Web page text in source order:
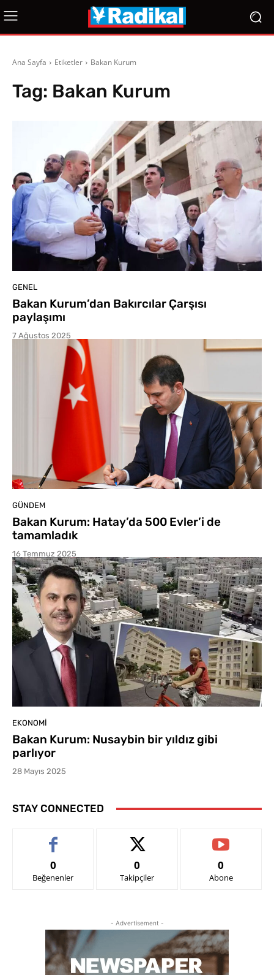
Ana Sayfa Etiketler Bakan Kurum
Tag: Bakan Kurum
GENEL
Bakan Kurum’dan Bakırcılar Çarşısı
paylaşımı
7 Ağustos 2025
GÜNDEM
Bakan Kurum: Hatay’da 500 Evler’i de
tamamladık
16 Temmuz 2025
EKONOMI
Bakan Kurum: Nusaybin bir yıldız gibi
parlıyor
28 Mayıs 2025
STAY CONNECTED
0
Beğenenler
0
Takipçiler
0
Abone
- Advertisement -